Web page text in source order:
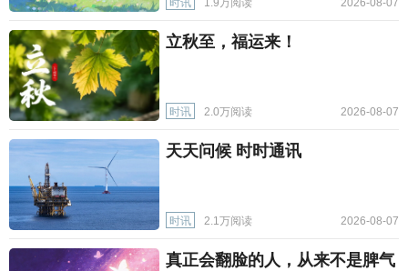
时讯 1.9万阅读 2026-08-07
立秋至，福运来！
时讯 2.0万阅读 2026-08-07
天天问候 时时通讯
时讯 2.1万阅读 2026-08-07
真正会翻脸的人，从来不是脾气